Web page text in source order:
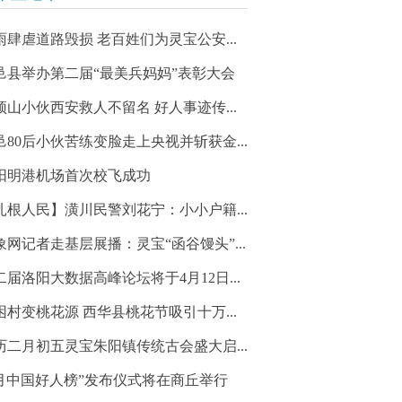
肆虐道路毁损 老百姓们为灵宝公安...
县举办第二届“最美兵妈妈”表彰大会
山小伙西安救人不留名 好人事迹传...
80后小伙苦练变脸走上央视并斩获金...
明港机场首次校飞成功
根人民】潢川民警刘花宁：小小户籍...
网记者走基层展播：灵宝“函谷馒头”...
届洛阳大数据高峰论坛将于4月12日...
村变桃花源 西华县桃花节吸引十万...
二月初五灵宝朱阳镇传统古会盛大启...
中国好人榜”发布仪式将在商丘举行